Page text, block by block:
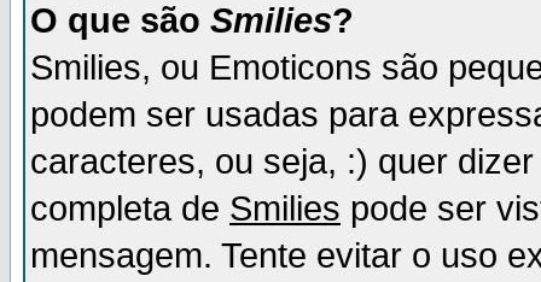
O que são Smilies?
Smilies, ou Emoticons são
podem ser usadas para
caracteres, ou seja, :) quer
completa de Smilies pode ser
mensagem. Tente evitar o uso